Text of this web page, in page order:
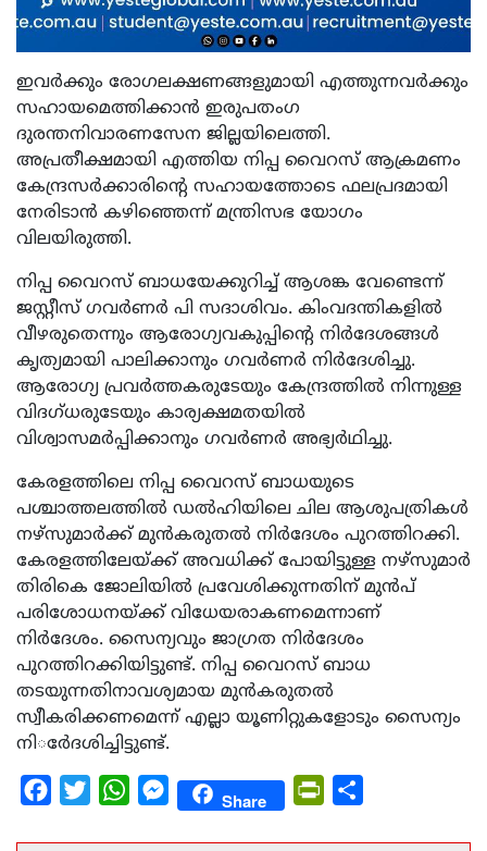
ഇവര്‍ക്കും രോഗലക്ഷണങ്ങളുമായി എത്തുന്നവര്‍ക്കും
സഹായമെത്തിക്കാന്‍ ഇരുപതംഗ
ദുരന്തനിവാരണസേന ജില്ലയിലെത്തി.
അപ്രതീക്ഷമായി എത്തിയ നിപ്പ വൈറസ് ആക്രമണം
കേന്ദ്രസര്‍ക്കാരിന്റെ സഹായത്തോടെ ഫലപ്രദമായി
നേരിടാന്‍ കഴിഞ്ഞെന്ന് മന്ത്രിസഭ യോഗം
വിലയിരുത്തി.
നിപ്പ വൈറസ് ബാധയേക്കുറിച്ച് ആശങ്ക വേണ്ടെന്ന്
ജസ്റ്റീസ് ഗവര്‍ണര്‍ പി സദാശിവം. കിംവദന്തികളില്‍
വീഴരുതെന്നും ആരോഗ്യവകുപ്പിന്റെ നിര്‍ദേശങ്ങള്‍
കൃത്യമായി പാലിക്കാനും ഗവര്‍ണര്‍ നിര്‍ദേശിച്ചു.
ആരോഗ്യ പ്രവര്‍ത്തകരുടേയും കേന്ദ്രത്തില്‍ നിന്നുള്ള
വിദഗ്ധരുടേയും കാര്യക്ഷമതയില്‍
വിശ്വാസമര്‍പ്പിക്കാനും ഗവര്‍ണര്‍ അഭ്യര്‍ഥിച്ചു.
കേരളത്തിലെ നിപ്പ വൈറസ് ബാധയുടെ
പശ്ചാത്തലത്തില്‍ ഡല്‍ഹിയിലെ ചില ആശുപത്രികള്‍
നഴ്സുമാര്‍ക്ക് മുന്‍കരുതല്‍ നിര്‍ദേശം പുറത്തിറക്കി.
കേരളത്തിലേയ്ക്ക് അവധിക്ക് പോയിട്ടുള്ള നഴ്സുമാര്‍
തിരികെ ജോലിയില്‍ പ്രവേശിക്കുന്നതിന് മുന്‍പ്
പരിശോധനയ്ക്ക് വിധേയരാകണമെന്നാണ്
നിര്‍ദേശം. സൈന്യവും ജാഗ്രത നിര്‍ദേശം
പുറത്തിറക്കിയിട്ടുണ്ട്. നിപ്പ വൈറസ് ബാധ
തടയുന്നതിനാവശ്യമായ മുന്‍കരുതല്‍
സ്വീകരിക്കണമെന്ന് എല്ലാ യൂണിറ്റുകളോടും സൈന്യം
നിര്‍േദശിച്ചിട്ടുണ്ട്.
Facebook
Twitter WhatsAppMessengerShare PrintFriendly